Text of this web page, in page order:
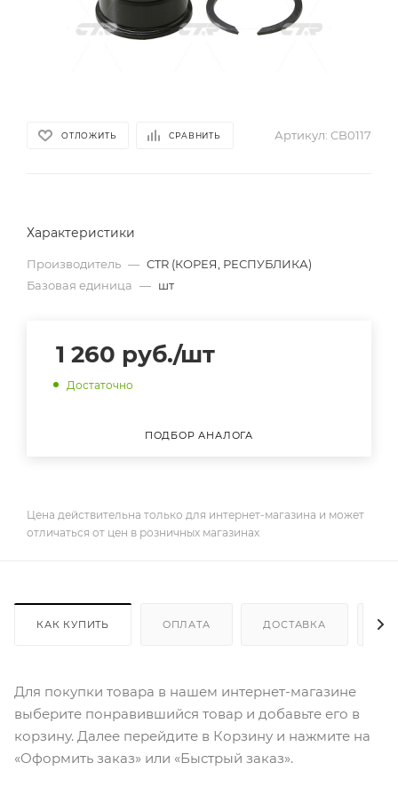
ОТЛОЖИТЬ СРАВНИТЬ Артикул: CB0117
Характеристики
Производитель — CTR (КОРЕЯ, РЕСПУБЛИКА)
Базовая единица — шт
1 260 руб./шт
Достаточно
ПОДБОР АНАЛОГА
Цена действительна только для интернет-магазина и может
отличаться от цен в розничных магазинах
КАК КУПИТЬ ОПЛАТА ДОСТАВКА
Для покупки товара в нашем интернет-магазине
выберите понравившийся товар и добавьте его в
корзину. Далее перейдите в Корзину и нажмите на
«Оформить заказ» или «Быстрый заказ».